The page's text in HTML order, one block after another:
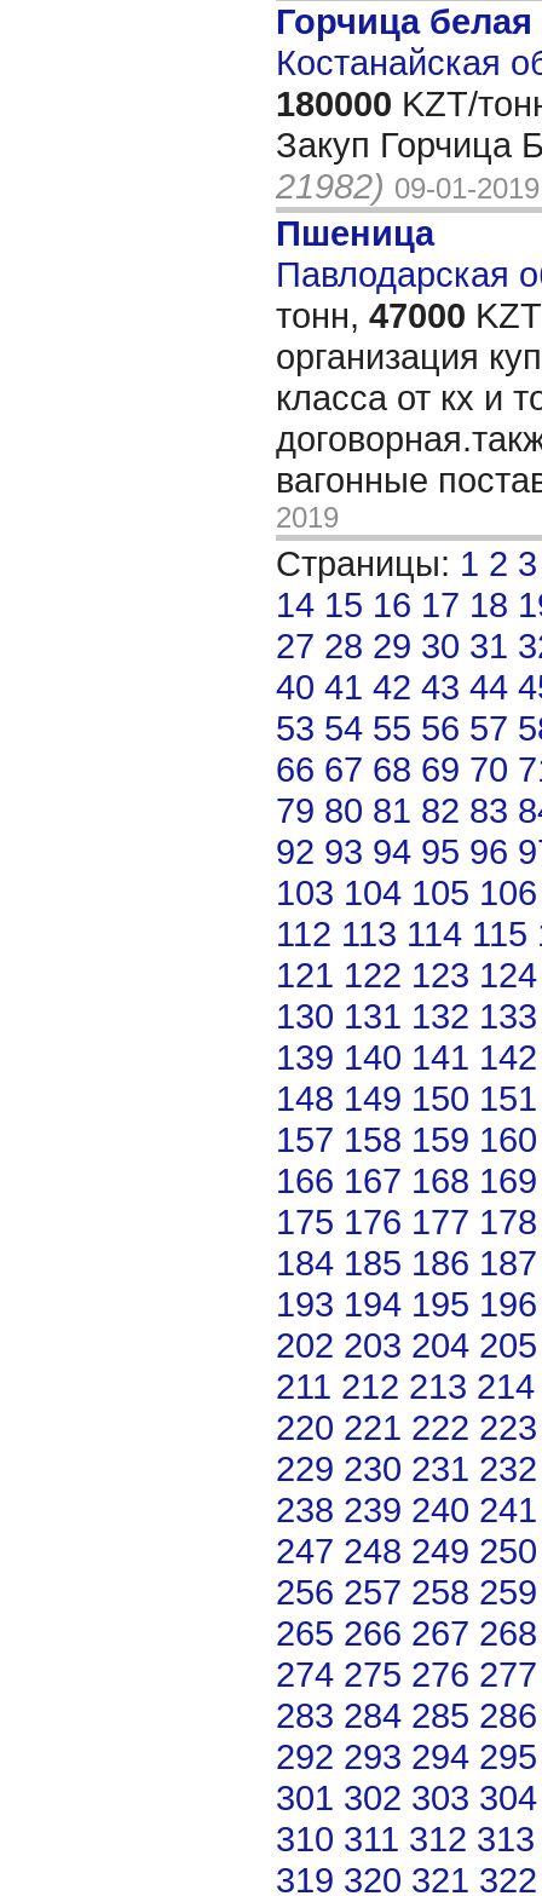
Горчица белая
Костанайская
180000 KZT/
Закуп Горчица
21982) 09-01-2019
Пшеница
Павлодарская
тонн, 47000
организация
класса от кх и
вагонные
2019
Страницы: 1 2 3
14 15 16 17 18
27 28 29 30 31
40 41 42 43 44
53 54 55 56 57
66 67 68 69 70
79 80 81 82 83
92 93 94 95 96
103 104 105 106
112 113 114 115
121 122 123 124
130 131 132 133
139 140 141 142
148 149 150 151
157 158 159 160
166 167 168 169
175 176 177 178
184 185 186 187
193 194 195 196
202 203 204 205
211 212 213 214
220 221 222 223
229 230 231 232
238 239 240 241
247 248 249 250
256 257 258 259
265 266 267 268
274 275 276 277
283 284 285 286
292 293 294 295
301 302 303 304
310 311 312 313
319 320 321 322